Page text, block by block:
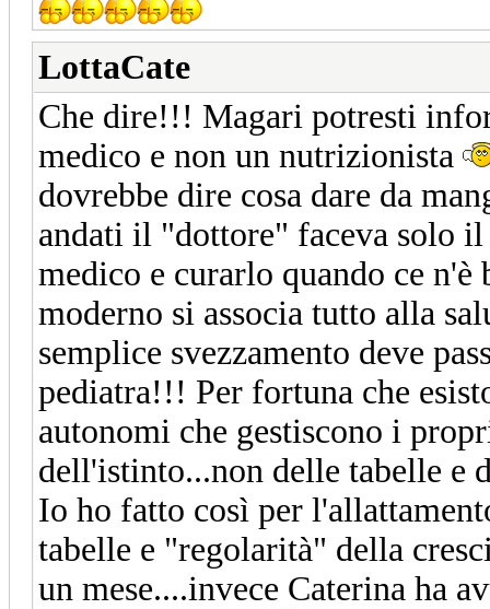
LottaCate
Che dire!!! Magari potresti
medico e non un nutrizionista
dovrebbe dire cosa dare da
andati il "dottore" faceva solo
medico e curarlo quando ce
moderno si associa tutto alla
semplice svezzamento deve
pediatra!!! Per fortuna che
autonomi che gestiscono i
dell'istinto...non delle tabelle
Io ho fatto così per
tabelle e "regolarità" della
un mese....invece Caterina ha